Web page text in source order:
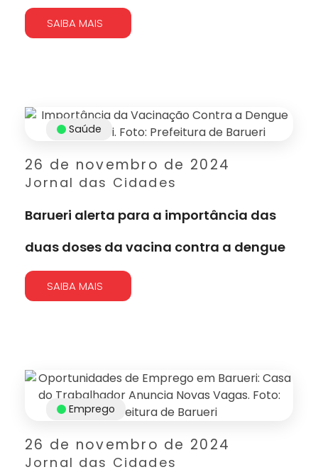
SAIBA MAIS
26 de novembro de 2024
Jornal das Cidades
Saúde
Barueri alerta para a importância das
duas doses da vacina contra a dengue
SAIBA MAIS
26 de novembro de 2024
Jornal das Cidades
Emprego